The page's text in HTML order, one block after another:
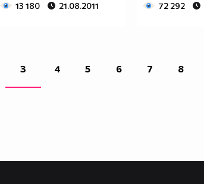
13 180 21.08.2011 72 292
3 4 5 6 7 8